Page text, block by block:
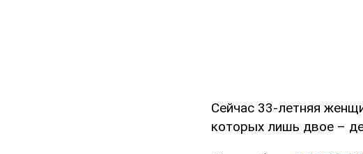
Сейчас 33-летняя
которых лишь двое –